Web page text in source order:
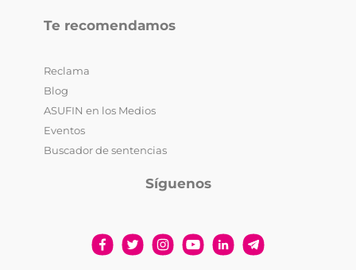
Te recomendamos
Reclama
Blog
ASUFIN en los Medios
Eventos
Buscador de sentencias
Síguenos